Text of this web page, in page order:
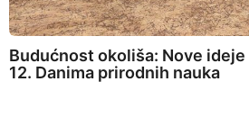
Budućnost okoliša: Nove
12. Danima prirodnih nauka